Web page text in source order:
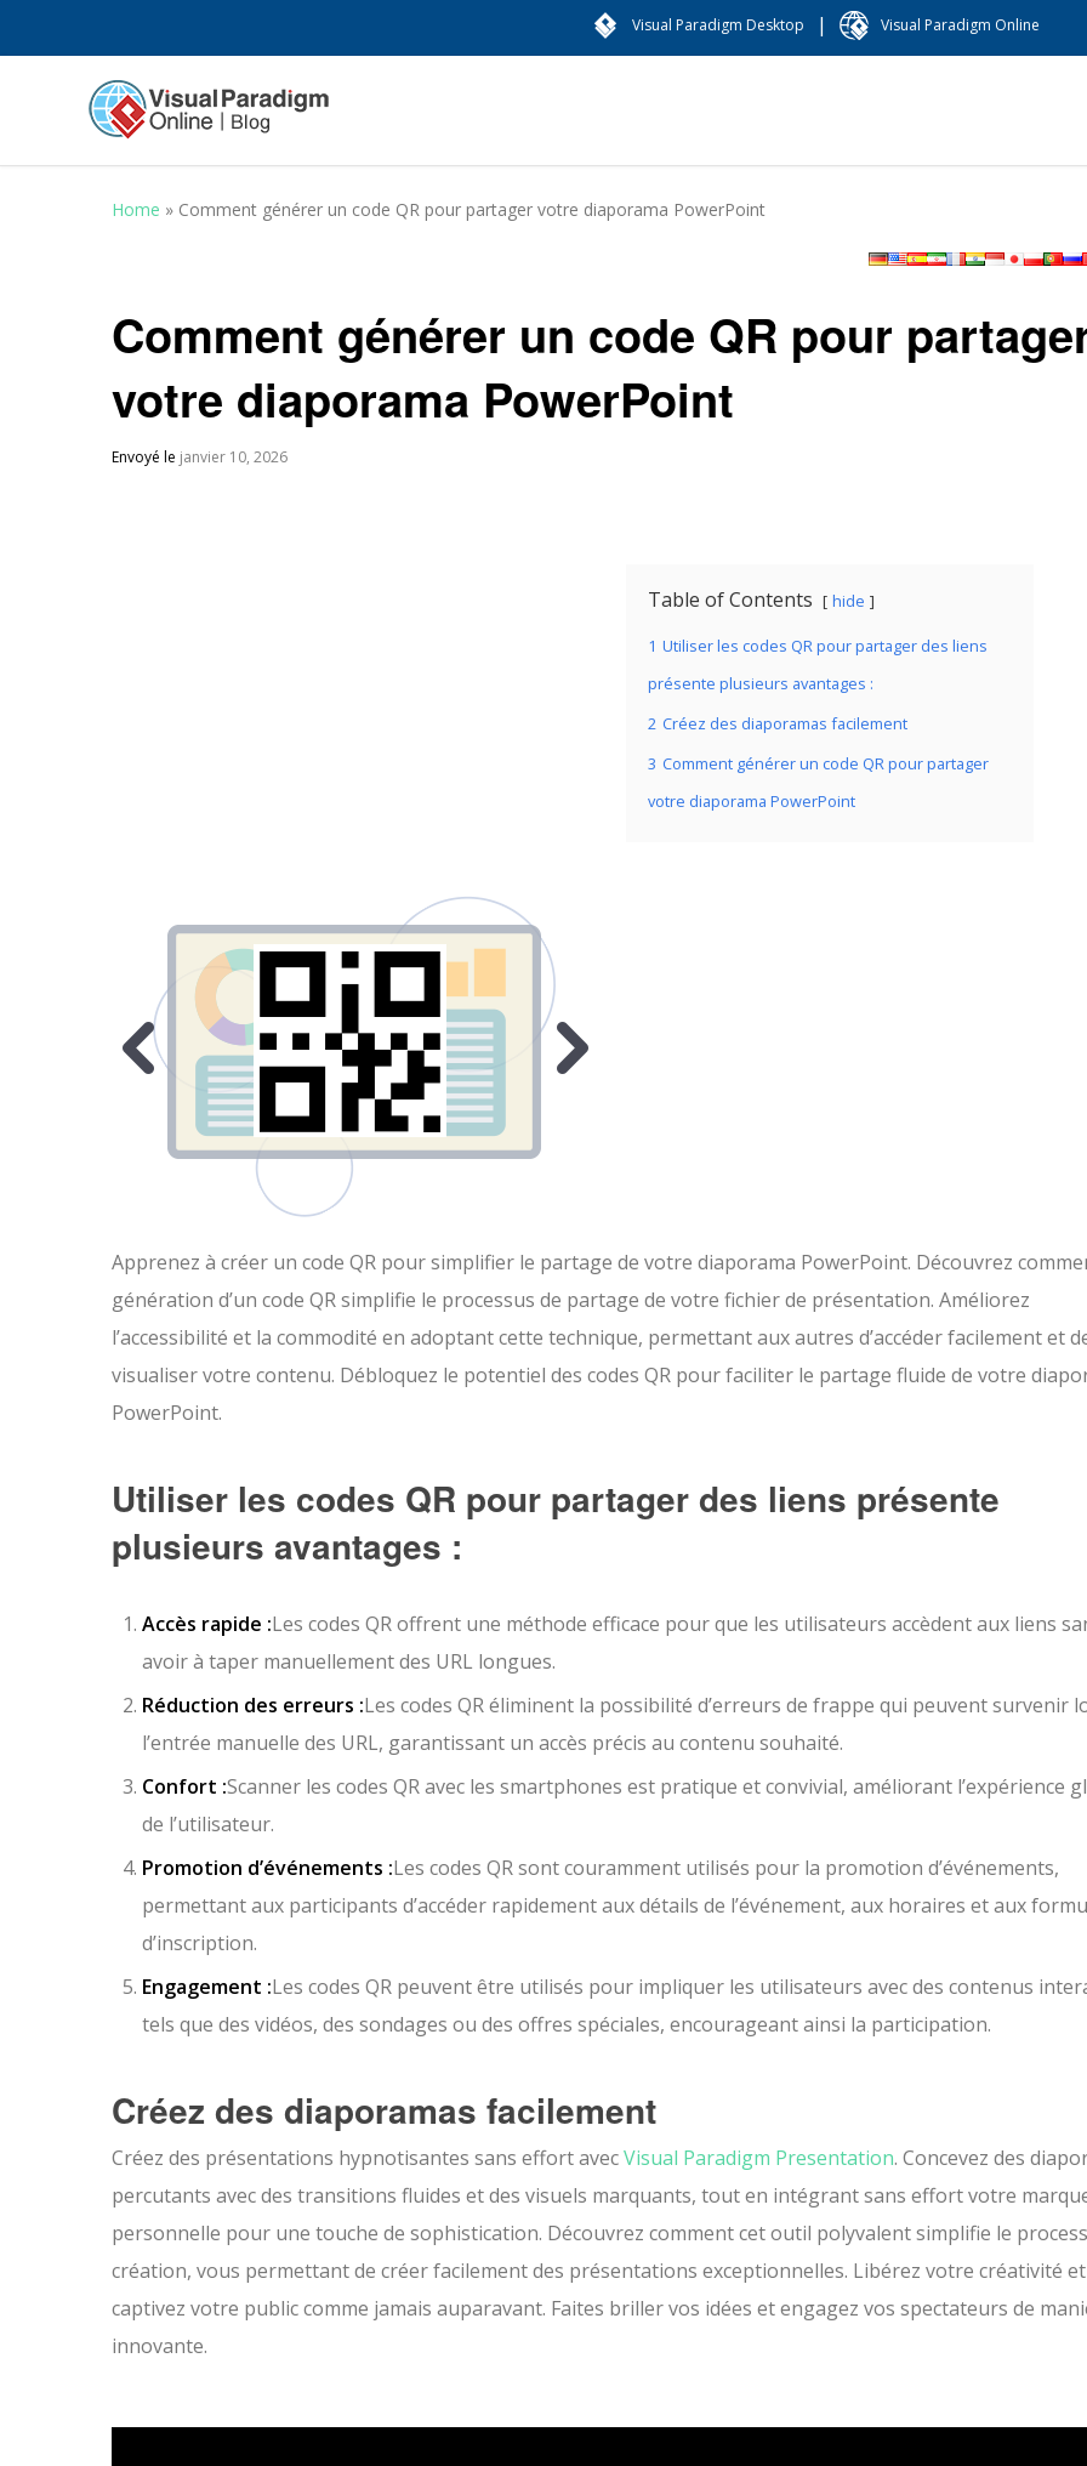
Visual Paradigm Desktop | Visual Paradigm Online
Home » Comment générer un code QR pour partager votre diaporama PowerPoint
Comment générer un code QR pour
votre diaporama PowerPoint
Envoyé le janvier 10, 2026
Table of Contents hide
1 Utiliser les codes QR pour partager des liens
présente plusieurs avantages :
2 Créez des diaporamas facilement
3 Comment générer un code QR pour partager
votre diaporama PowerPoint
Apprenez à créer un code QR pour simplifier le partage de votre diaporama PowerPoint. Découvrez
génération d’un code QR simplifie le processus de partage de votre fichier de présentation. Améliorez
l’accessibilité et la commodité en adoptant cette technique, permettant aux autres d’accéder facilement et
visualiser votre contenu. Débloquez le potentiel des codes QR pour faciliter le partage fluide de votre
PowerPoint.
Utiliser les codes QR pour partager des liens présente
plusieurs avantages :
Accès rapide :Les codes QR offrent une méthode efficace pour que les utilisateurs accèdent aux liens
avoir à taper manuellement des URL longues.
Réduction des erreurs :Les codes QR éliminent la possibilité d’erreurs de frappe qui peuvent survenir
l’entrée manuelle des URL, garantissant un accès précis au contenu souhaité.
Confort :Scanner les codes QR avec les smartphones est pratique et convivial, améliorant l’expérience
de l’utilisateur.
Promotion d’événements :Les codes QR sont couramment utilisés pour la promotion d’événements,
permettant aux participants d’accéder rapidement aux détails de l’événement, aux horaires et aux
d’inscription.
Engagement :Les codes QR peuvent être utilisés pour impliquer les utilisateurs avec des contenus
tels que des vidéos, des sondages ou des offres spéciales, encourageant ainsi la participation.
Créez des diaporamas facilement
Créez des présentations hypnotisantes sans effort avecVisual Paradigm Presentation. Concevez des
percutants avec des transitions fluides et des visuels marquants, tout en intégrant sans effort votre
personnelle pour une touche de sophistication. Découvrez comment cet outil polyvalent simplifie le
création, vous permettant de créer facilement des présentations exceptionnelles. Libérez votre créativité et
captivez votre public comme jamais auparavant. Faites briller vos idées et engagez vos spectateurs de
innovante.